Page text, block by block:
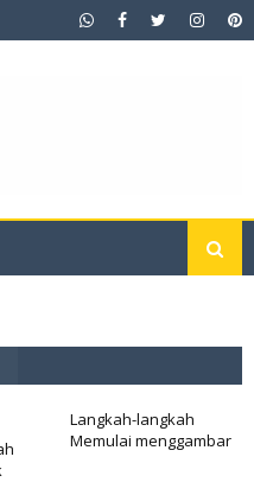
Langkah-langkah
Memulai menggambar